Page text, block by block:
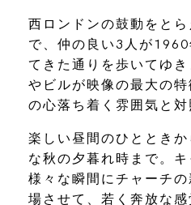
西ロンドンの鼓動をと
で、仲の良い3人が
てきた通りを歩いてゆ
やビルが映像の最大の
の心落ち着く雰囲気と対
楽しい昼間のひととき
な秋の夕暮れ時まで。
様々な瞬間にチャーチ
場させて、若く奔放な感